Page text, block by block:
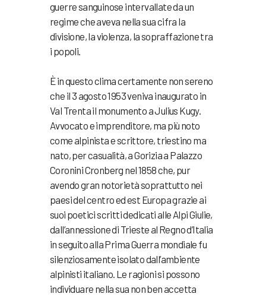
guerre sanguinose intervallate da un
regime che aveva nella sua cifra la
divisione, la violenza, la sopraffazione tra
i popoli.
È in questo clima certamente non sereno
che il 3 agosto 1953 veniva inaugurato in
Val Trenta il monumento a Julius Kugy.
Avvocato e imprenditore, ma più noto
come alpinista e scrittore, triestino ma
nato, per casualità, a Gorizia a Palazzo
Coronini Cronberg nel 1858 che, pur
avendo gran notorietà soprattutto nei
paesi del centro ed est Europa grazie ai
suoi poetici scritti dedicati alle Alpi Giulie,
dall’annessione di Trieste al Regno d’Italia
in seguito alla Prima Guerra mondiale fu
silenziosamente isolato dall’ambiente
alpinisti italiano. Le ragioni si possono
individuare nella sua non ben accetta